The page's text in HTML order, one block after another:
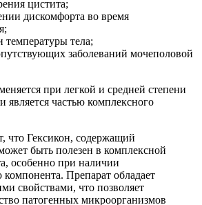
цистита;
дискомфорта во время
тела;
заболеваний мочеполовой
при легкой и средней степени
является частью комплексного
что Гексикон, содержащий
быть полезен в комплексной
особенно при наличии
Препарат обладает
свойствами, что позволяет
патогенных микроорганизмов